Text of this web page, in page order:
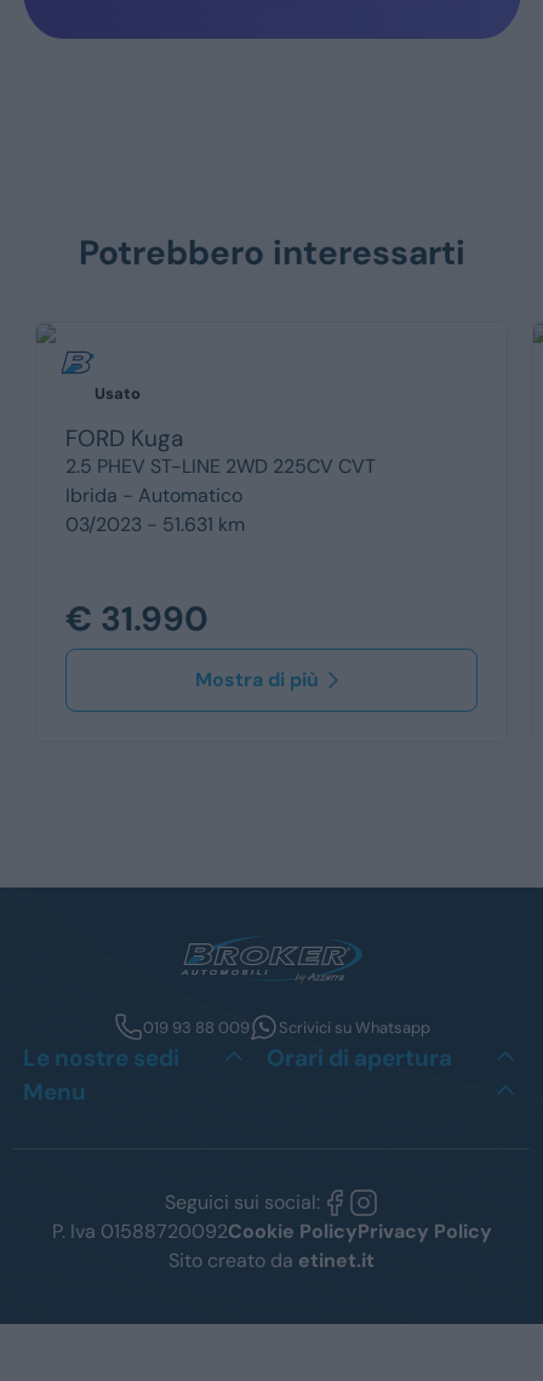
Potrebbero interessarti
Usato
FORD Kuga
2.5 PHEV ST-LINE 2WD 225CV CVT
Ibrida - Automatico
03/2023 - 51.631 km
€ 31.990
Mostra di più
019 93 88 009 Scrivici su Whatsapp
Le nostre sedi
Orari di apertura
Menu
Seguici sui social:
P. Iva 01588720092Cookie PolicyPrivacy Policy
Sito creato da etinet.it